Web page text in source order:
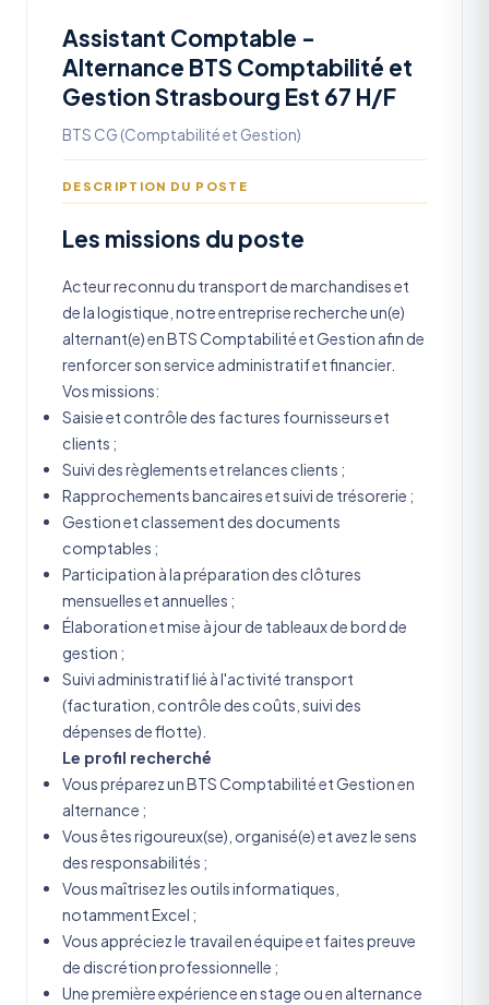
Assistant Comptable -
Alternance BTS Comptabilité et
Gestion Strasbourg Est 67 H/F
BTS CG (Comptabilité et Gestion)
DESCRIPTION DU POSTE
Les missions du poste
Acteur reconnu du transport de marchandises et
de la logistique, notre entreprise recherche un(e)
alternant(e) en BTS Comptabilité et Gestion afin de
renforcer son service administratif et financier.
Vos missions:
Saisie et contrôle des factures fournisseurs et
clients ;
Suivi des règlements et relances clients ;
Rapprochements bancaires et suivi de trésorerie ;
Gestion et classement des documents
comptables ;
Participation à la préparation des clôtures
mensuelles et annuelles ;
Élaboration et mise à jour de tableaux de bord de
gestion ;
Suivi administratif lié à l'activité transport
(facturation, contrôle des coûts, suivi des
dépenses de flotte).
Le profil recherché
Vous préparez un BTS Comptabilité et Gestion en
alternance ;
Vous êtes rigoureux(se), organisé(e) et avez le sens
des responsabilités ;
Vous maîtrisez les outils informatiques,
notamment Excel ;
Vous appréciez le travail en équipe et faites preuve
de discrétion professionnelle ;
Une première expérience en stage ou en alternance